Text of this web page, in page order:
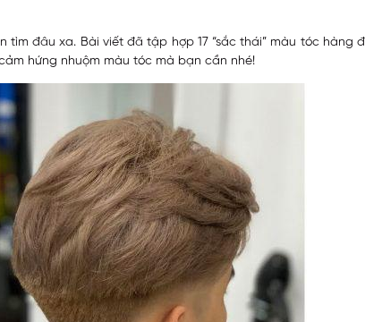
đâu xa. Bài viết đã tập hợp 17 “sắc thái” màu tóc hàng
hứng nhuộm màu tóc mà bạn cần nhé!